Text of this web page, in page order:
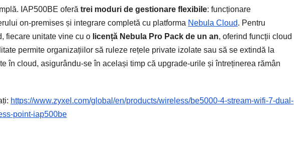
IAP500BE oferă trei moduri de gestionare flexibile: funcționare
on-premises și integrare completă cu platforma Nebula Cloud. Pentru
fiecare unitate vine cu o licență Nebula Pro Pack de un an, oferind funcții cloud
permite organizațiilor să ruleze rețele private izolate sau să se extindă la
în cloud, asigurându-se în același timp că upgrade-urile și întreținerea rămân
https://www.zyxel.com/global/en/products/wireless/be5000-4-stream-wifi-7-dual-
point-iap500be